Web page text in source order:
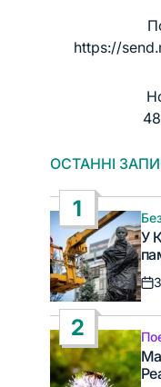
https://
ОСТАННІ
1
у
У
2
у